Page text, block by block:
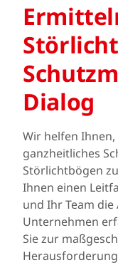
Dialog
Wir helfen
ganzheitliches
Störlichtbögen
Ihnen einen
und Ihr Team
Unternehmen
Sie zur